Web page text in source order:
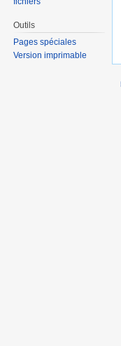
Outils
Pages spéciales
Version imprimable